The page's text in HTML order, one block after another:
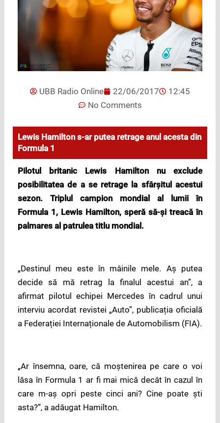
UBB Radio Online 22/06/2017
12:45
No Comments
Lewis Hamilton s-ar putea retrage anul acesta din
Formula 1
Pilotul britanic Lewis Hamilton nu exclude
posibilitatea de a se retrage la sfârșitul acestui
sezon. Triplul campion mondial al lumii în
Formula 1, Lewis Hamilton, speră să-și treacă în
palmares al patrulea titlu mondial.
„Destinul meu este în mâinile mele. Aș putea
decide să mă retrag la finalul acestui an”, a
afirmat pilotul echipei Mercedes în cadrul unui
interviu acordat revistei „Auto”, publicația oficială
a Federației Internaționale de Automobilism (FIA).
„Ar însemna, oare, că moștenirea pe care o voi
lăsa în Formula 1 ar fi mai mică decât în cazul în
care m-aș opri peste cinci ani? Cine poate ști
asta?”, a adăugat Hamilton.